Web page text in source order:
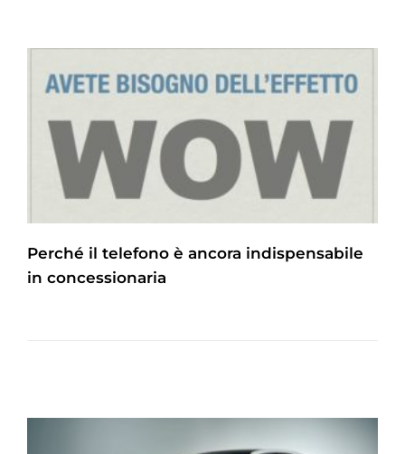
Perché il telefono è ancora indispensabile
in concessionaria